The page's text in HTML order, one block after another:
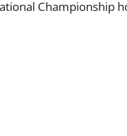
Championship